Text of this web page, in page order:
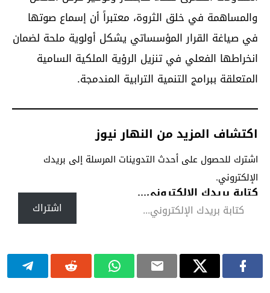
والمساهمة في خلق الثروة، معتبراً أن إسماع صوتها
في صياغة القرار المؤسساتي يشكل أولوية ملحة لضمان
انخراطها الفعلي في تنزيل الرؤية الملكية السامية
المتعلقة ببرامج التنمية الترابية المندمجة.
اكتشاف المزيد من النهار نيوز
اشترك للحصول على أحدث التدوينات المرسلة إلى بريدك
الإلكتروني.
كتابة بريدك الإلكتروني...
اشتراك